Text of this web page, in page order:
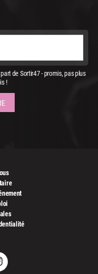
de Sortir47 - promis, pas plus
!